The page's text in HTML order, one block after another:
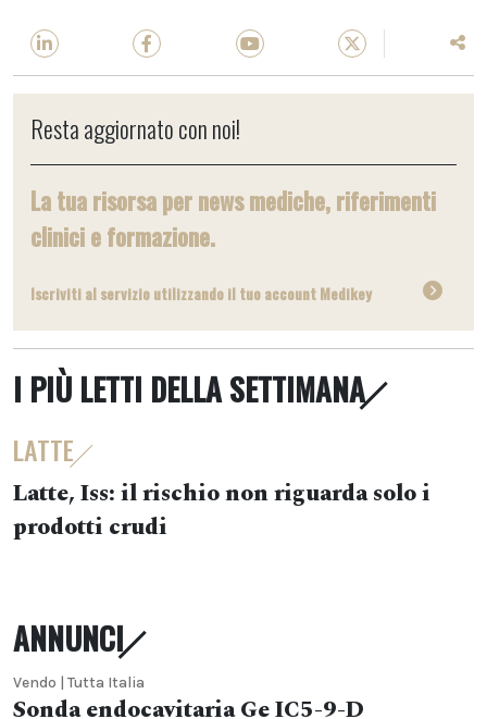
Resta aggiornato con noi!
La tua risorsa per news mediche, riferimenti
clinici e formazione.
Iscriviti al servizio utilizzando il tuo account Medikey
I PIÙ LETTI DELLA SETTIMANA
LATTE
Latte, Iss: il rischio non riguarda solo i
prodotti crudi
ANNUNCI
Vendo | Tutta Italia
Sonda endocavitaria Ge IC5-9-D